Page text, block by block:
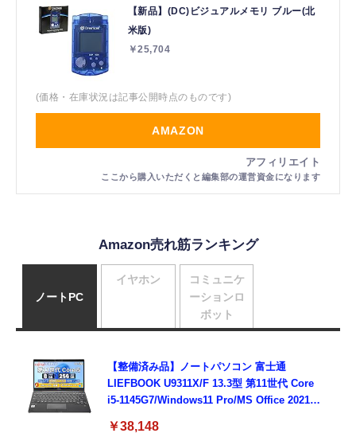
【新品】(DC)ビジュアルメモリ ブルー(北
米版)
￥25,704
(価格・在庫状況は記事公開時点のものです)
AMAZON
Amazon売れ筋ランキング
ノートPC
【整備済み品】ノートパソコン 富士通
LIEFBOOK U9311X/F 13.3型 第11世代 Core
i5-1145G7/Windows11 Pro/MS Office 2021搭
Type-C/360度回転対応/有線静音マウス付
￥38,148
イヤホン
コミュニケ
ーションロ
ボット